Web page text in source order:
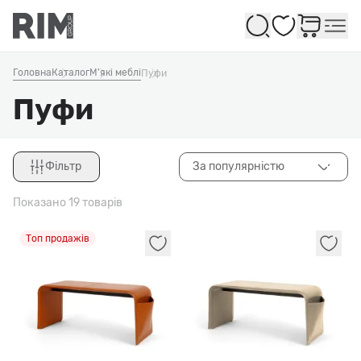
Обране
Головна КаталогМ'які мебліПуфи
Пуфи
Фільтр
Закрити
За популярністю
Показано 19 товарів
Топ продажів